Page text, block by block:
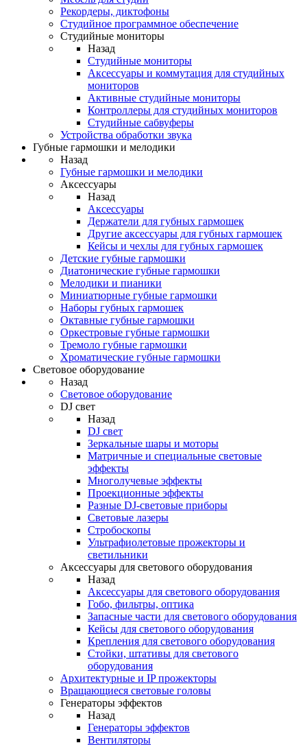
Рекордеры, диктофоны
Студийное программное обеспечение
Студийные мониторы
Назад
Студийные мониторы
Аксессуары и коммутация для студийных
мониторов
Активные студийные мониторы
Контроллеры для студийных мониторов
Студийные сабвуферы
Устройства обработки звука
Губные гармошки и мелодики
Назад
Губные гармошки и мелодики
Аксессуары
Назад
Аксессуары
Держатели для губных гармошек
Другие аксессуары для губных гармошек
Кейсы и чехлы для губных гармошек
Детские губные гармошки
Диатонические губные гармошки
Мелодики и пианики
Миниатюрные губные гармошки
Наборы губных гармошек
Октавные губные гармошки
Оркестровые губные гармошки
Тремоло губные гармошки
Хроматические губные гармошки
Световое оборудование
Назад
Световое оборудование
DJ свет
Назад
DJ свет
Зеркальные шары и моторы
Матричные и специальные световые
эффекты
Многолучевые эффекты
Проекционные эффекты
Разные DJ-световые приборы
Световые лазеры
Стробоскопы
Ультрафиолетовые прожекторы и
светильники
Аксессуары для светового оборудования
Назад
Аксессуары для светового оборудования
Гобо, фильтры, оптика
Запасные части для светового оборудования
Кейсы для светового оборудования
Крепления для светового оборудования
Стойки, штативы для светового
оборудования
Архитектурные и IP прожекторы
Вращающиеся световые головы
Генераторы эффектов
Назад
Генераторы эффектов
Вентиляторы